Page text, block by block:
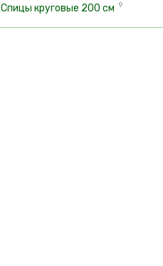
Спицы круговые 200 см 9